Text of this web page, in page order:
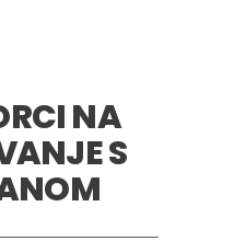
NA
S